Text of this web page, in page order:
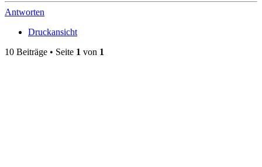
Antworten
Druckansicht
10 Beiträge • Seite 1 von 1